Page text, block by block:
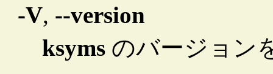
-V, --version
ksyms のバージョン